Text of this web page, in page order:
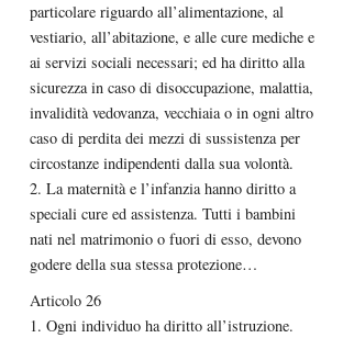
particolare riguardo all’alimentazione, al
vestiario, all’abitazione, e alle cure mediche e
ai servizi sociali necessari; ed ha diritto alla
sicurezza in caso di disoccupazione, malattia,
invalidità vedovanza, vecchiaia o in ogni altro
caso di perdita dei mezzi di sussistenza per
circostanze indipendenti dalla sua volontà.
2. La maternità e l’infanzia hanno diritto a
speciali cure ed assistenza. Tutti i bambini
nati nel matrimonio o fuori di esso, devono
godere della sua stessa protezione…
Articolo 26
1. Ogni individuo ha diritto all’istruzione.